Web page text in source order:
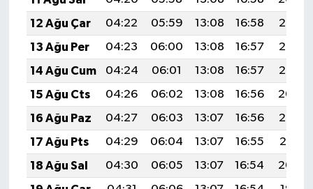
12 Ağu Çar
04:22 05:59 13:08 16:58
20:08
13 Ağu Per
04:23 06:00 13:08 16:57
20:06
14 Ağu Cum
04:24 06:01 13:08 16:57
20:05
15 Ağu Cts
04:26 06:02 13:08 16:56
20:04
16 Ağu Paz
04:27 06:03 13:07 16:56
20:02
17 Ağu Pts
04:29 06:04 13:07 16:55
20:01
18 Ağu Sal
04:30 06:05 13:07 16:54
20:00